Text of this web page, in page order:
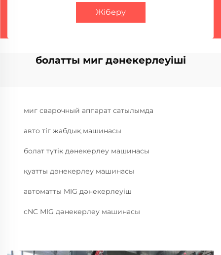
Жіберу
болатты миг дәнекерлеуіші
миг сварочный аппарат сатылымда
авто тіг жабдық машинасы
болат түтік дәнекерлеу машинасы
қуатты дәнекерлеу машинасы
автоматты MIG дәнекерлеуіш
cNC MIG дәнекерлеу машинасы